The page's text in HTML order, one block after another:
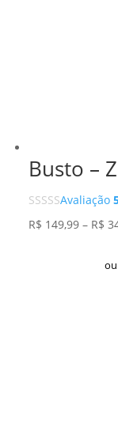
Busto –
Avaliação
R$ 149,99 – R$